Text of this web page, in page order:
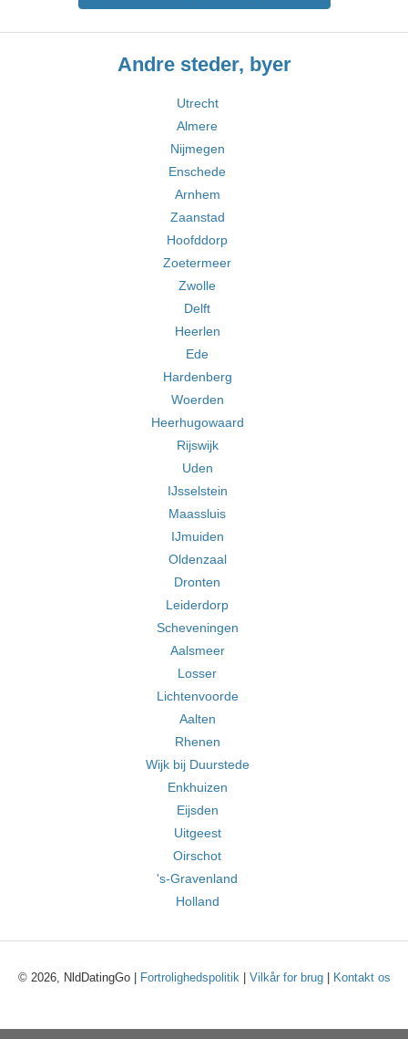
Andre steder, byer
Utrecht
Almere
Nijmegen
Enschede
Arnhem
Zaanstad
Hoofddorp
Zoetermeer
Zwolle
Delft
Heerlen
Ede
Hardenberg
Woerden
Heerhugowaard
Rijswijk
Uden
IJsselstein
Maassluis
IJmuiden
Oldenzaal
Dronten
Leiderdorp
Scheveningen
Aalsmeer
Losser
Lichtenvoorde
Aalten
Rhenen
Wijk bij Duurstede
Enkhuizen
Eijsden
Uitgeest
Oirschot
's-Gravenland
Holland
© 2026, NldDatingGo | Fortrolighedspolitik| Vilkår for brug| Kontakt os